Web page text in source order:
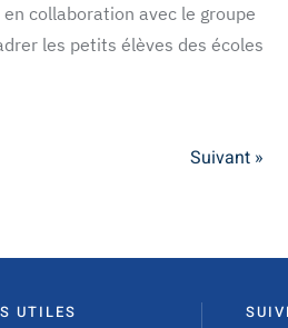
en collaboration avec le groupe
les petits élèves des écoles
Suivant »
UTILES